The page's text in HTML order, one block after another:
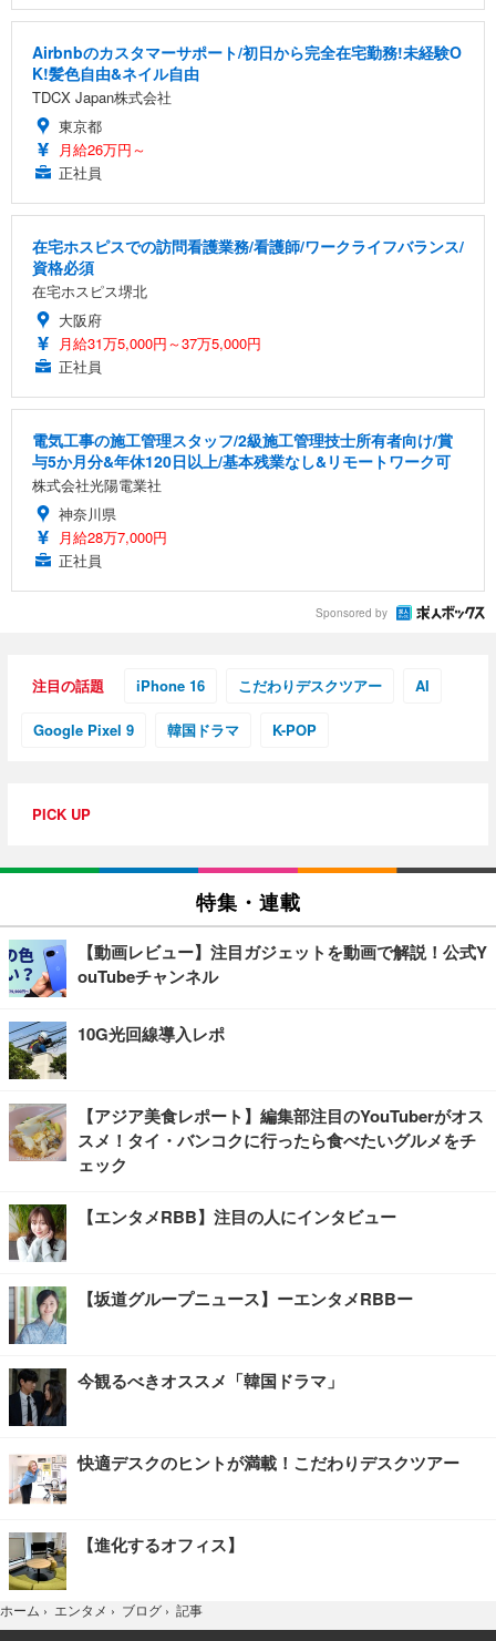
Airbnbのカスタマーサポート/初日から完全在宅勤務!未経験O
K!髪色自由&ネイル自由
TDCX Japan株式会社
東京都
月給26万円～
正社員
在宅ホスピスでの訪問看護業務/看護師/ワークライフバランス/
資格必須
在宅ホスピス堺北
大阪府
月給31万5,000円～37万5,000円
正社員
電気工事の施工管理スタッフ/2級施工管理技士所有者向け/賞
与5か月分&年休120日以上/基本残業なし&リモートワーク可
株式会社光陽電業社
神奈川県
月給28万7,000円
正社員
Sponsored by
注目の話題 iPhone 16 こだわりデスクツアー AI
Google Pixel 9 韓国ドラマ K-POP
PICK UP
特集・連載
【動画レビュー】注目ガジェットを動画で解説！公式Y
ouTubeチャンネル
10G光回線導入レポ
【アジア美食レポート】編集部注目のYouTuberがオス
スメ！タイ・バンコクに行ったら食べたいグルメをチ
ェック
【エンタメRBB】注目の人にインタビュー
【坂道グループニュース】ーエンタメRBBー
今観るべきオススメ「韓国ドラマ」
快適デスクのヒントが満載！こだわりデスクツアー
【進化するオフィス】
ホーム › エンタメ › ブログ › 記事